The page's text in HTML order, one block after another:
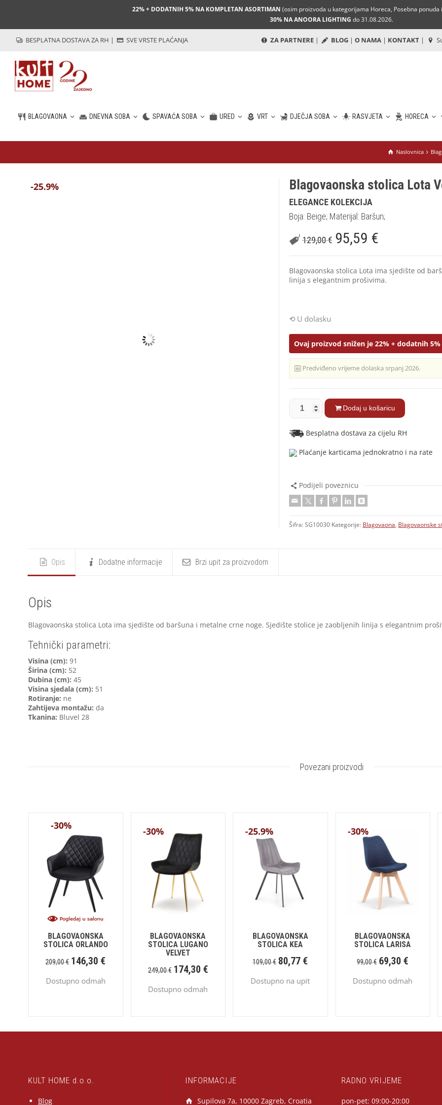
22% + DODATNIH 5% NA KOMPLETAN ASORTIMAN (osim proizvoda u kategorijama Horeca, Posebna
30% NA ANOORA LIGHTING do 31.08.2026.
BESPLATNA DOSTAVA ZA RH | SVE VRSTE PLAĆANJA ZA PARTNERE | BLOG | O NAMA | KONTAKT |
BLAGOVAONA DNEVNA SOBA SPAVAĆA SOBA URED VRT DJEČJA SOBA RASVJETA HORECA
HR
Naslovnica
-25.9% Blagovaonska stolica Lota
ELEGANCE KOLEKCIJA
Boja: Beige; Materijal: Baršun;
129,00€ 95,59 €
Blagovaonska stolica Lota ima sjedište od
linija s elegantnim prošivima.
U dolasku
Ovaj proizvod snižen je 22% + dodatnih 5%
Predviđeno vrijeme dolaska srpanj 2026.
Dodaj u košaricu
Besplatna dostava za cijelu RH
Plaćanje karticama jednokratno i na rate
Podijeli poveznicu
Šifra:SG10030 Kategorije: Blagovaona, Blagovaonske
Opis Dodatne informacije Brzi upit za proizvodom
Opis
Blagovaonska stolica Lota ima sjedište od baršuna i metalne crne noge. Sjedište stolice je zaobljenih linija s elegantnim
Tehnički parametri:
Visina (cm): 91
Širina (cm): 52
Dubina (cm): 45
Visina sjedala (cm): 51
Rotiranje: ne
Zahtijeva montažu: da
Tkanina: Bluvel 28
Povezani proizvodi
-30%
BLAGOVAONSKA
STOLICA ORLANDO
209,00€ 146,30€
Dostupno odmah
-30%
BLAGOVAONSKA
STOLICA LUGANO
VELVET
249,00€ 174,30 €
Dostupno odmah
-25.9%
BLAGOVAONSKA
STOLICA KEA
109,00€ 80,77€
Dostupno na upit
-30%
BLAGOVAONSKA
STOLICA LARISA
99,00€ 69,30€
Dostupno odmah
KULT HOME d.o.o.
Blog
INFORMACIJE
Supilova 7a, 10000 Zagreb, Croatia
RADNO VRIJEME
pon-pet: 09:00-20:00